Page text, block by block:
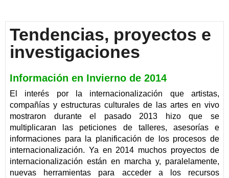
Tendencias, proyectos e
investigaciones
Información en Invierno de 2014
El interés por la internacionalización que artistas,
compañías y estructuras culturales de las artes en vivo
mostraron durante el pasado 2013 hizo que se
multiplicaran las peticiones de talleres, asesorías e
informaciones para la planificación de los procesos de
internacionalización. Ya en 2014 muchos proyectos de
internacionalización están en marcha y, paralelamente,
nuevas herramientas para acceder a los recursos